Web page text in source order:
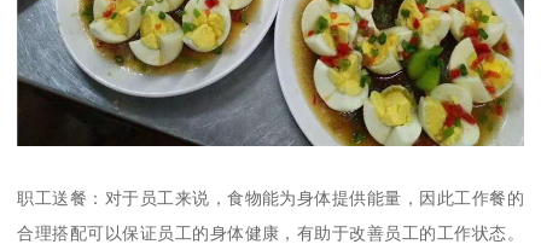
职工送餐：对于员工来说，食物能为身体提供能量，因此工作餐的
合理搭配可以保证员工的身体健康，有助于改善员工的工作状态。